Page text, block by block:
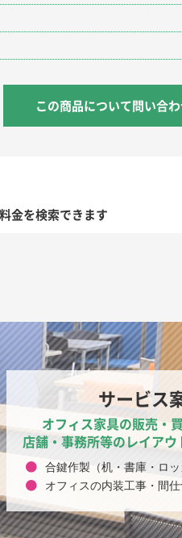
この商品について問い合
金を検索できます
サービス
オフィス家具の販売・
店舗・事務所等のレイアウ
合鍵作製（机・書庫・ロッ
オフィスの内装工事・間